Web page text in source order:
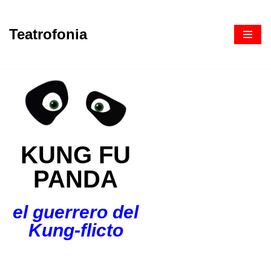
Saltar
Teatrofonia
KUNG FU
PANDA
el guerrero del
Kung-flicto